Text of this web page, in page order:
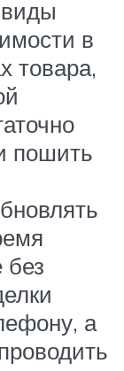
в
товара,
пошить
а